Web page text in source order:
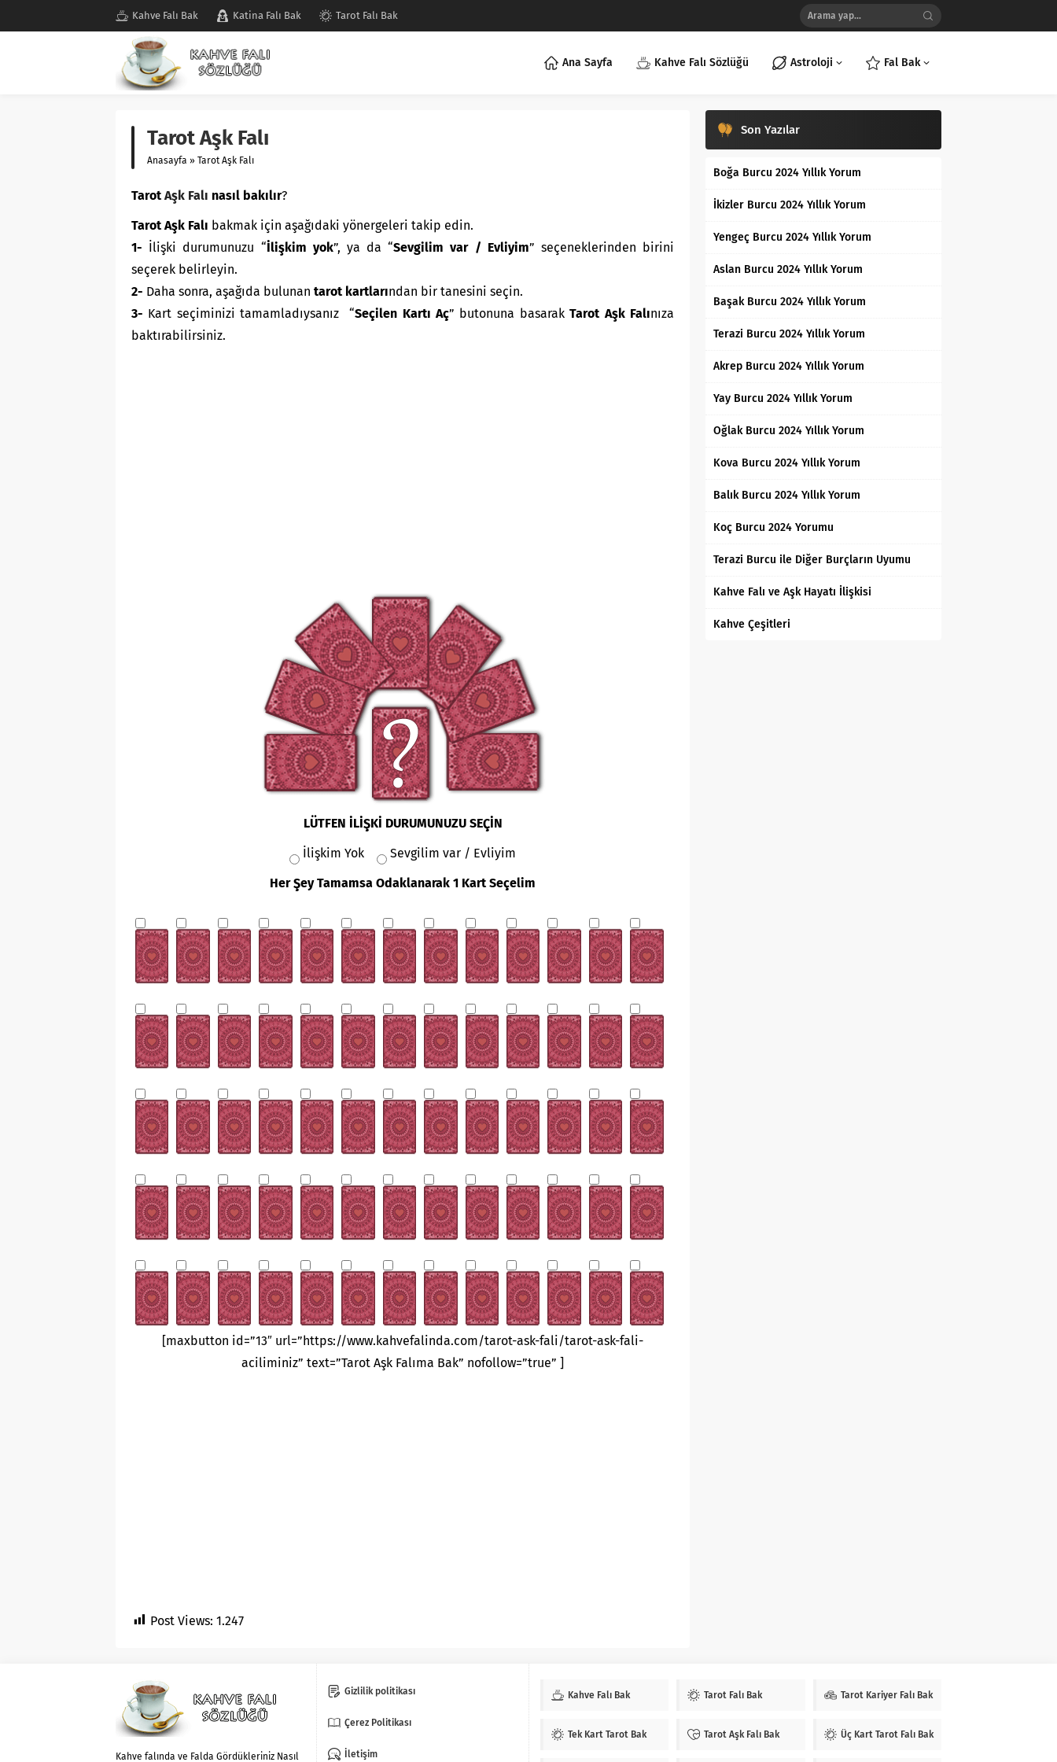
Kahve Falı Bak Katina Falı Bak Tarot Falı Bak
Ana Sayfa Kahve Falı Sözlüğü Astroloji Fal Bak
Tarot Aşk Falı
Anasayfa » Tarot Aşk Falı
TarotAşk Falı nasıl bakılır?
Tarot Aşk Falı bakmak için aşağıdaki yönergeleri takip edin.
1- İlişki durumunuzu “İlişkim yok”, ya da “Sevgilim var / Evliyim” seçeneklerinden birini
seçerek belirleyin.
2- Daha sonra, aşağıda bulunan tarot kartlarından bir tanesini seçin.
3- Kart seçiminizi tamamladıysanız “Seçilen Kartı Aç” butonuna basarakTarot Aşk Falınıza
baktırabilirsiniz.
LÜTFEN İLİŞKİ DURUMUNUZU SEÇİN
İlişkim Yok
Sevgilim var / Evliyim
Her Şey Tamamsa Odaklanarak 1 Kart Seçelim
[maxbutton id=”13″ url=”https://www.kahvefalinda.com/tarot-ask-fali/tarot-ask-fali-
aciliminiz” text=”Tarot Aşk Falıma Bak” nofollow=”true” ]
Post Views: 1.247
Son Yazılar
Boğa Burcu 2024 Yıllık Yorum
İkizler Burcu 2024 Yıllık Yorum
Yengeç Burcu 2024 Yıllık Yorum
Aslan Burcu 2024 Yıllık Yorum
Başak Burcu 2024 Yıllık Yorum
Terazi Burcu 2024 Yıllık Yorum
Akrep Burcu 2024 Yıllık Yorum
Yay Burcu 2024 Yıllık Yorum
Oğlak Burcu 2024 Yıllık Yorum
Kova Burcu 2024 Yıllık Yorum
Balık Burcu 2024 Yıllık Yorum
Koç Burcu 2024 Yorumu
Terazi Burcu ile Diğer Burçların Uyumu
Kahve Falı ve Aşk Hayatı İlişkisi
Kahve Çeşitleri
Kahve falında ve Falda Gördükleriniz Nasıl
Gizlilik politikası
Çerez Politikası
İletişim
Kahve Falı Bak Tarot Falı Bak Tarot Kariyer Falı Bak
Tek Kart Tarot Bak Tarot Aşk Falı Bak Üç Kart Tarot Falı Bak